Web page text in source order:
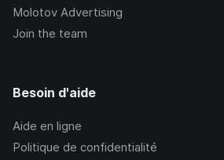
Molotov Advertising
Join the team
Besoin d'aide
Aide en ligne
Politique de confidentialité